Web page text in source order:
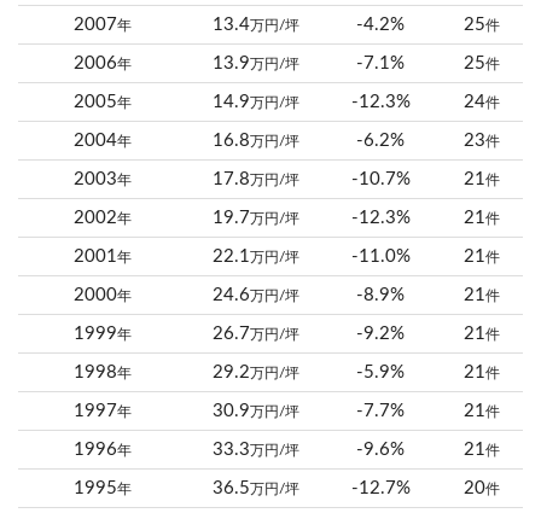
2007年 13.4 万円/坪 -4.2% 25件
2006年 13.9 万円/坪 -7.1% 25件
2005年 14.9 万円/坪 -12.3% 24件
2004年 16.8 万円/坪 -6.2% 23件
2003年 17.8 万円/坪 -10.7% 21件
2002年 19.7 万円/坪 -12.3% 21件
2001年 22.1 万円/坪 -11.0% 21件
2000年 24.6 万円/坪 -8.9% 21件
1999年 26.7 万円/坪 -9.2% 21件
1998年 29.2 万円/坪 -5.9% 21件
1997年 30.9 万円/坪 -7.7% 21件
1996年 33.3 万円/坪 -9.6% 21件
1995年 36.5 万円/坪 -12.7% 20件